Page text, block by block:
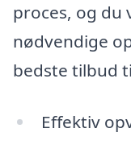
proces, og du
nødvendige
bedste tilbud
Effektiv